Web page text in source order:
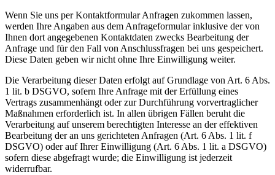
Wenn Sie uns per Kontaktformular Anfragen zukommen lassen,
werden Ihre Angaben aus dem Anfrageformular inklusive der von
Ihnen dort angegebenen Kontaktdaten zwecks Bearbeitung der
Anfrage und für den Fall von Anschlussfragen bei uns gespeichert.
Diese Daten geben wir nicht ohne Ihre Einwilligung weiter.
Die Verarbeitung dieser Daten erfolgt auf Grundlage von Art. 6 Abs.
1 lit. b DSGVO, sofern Ihre Anfrage mit der Erfüllung eines
Vertrags zusammenhängt oder zur Durchführung vorvertraglicher
Maßnahmen erforderlich ist. In allen übrigen Fällen beruht die
Verarbeitung auf unserem berechtigten Interesse an der effektiven
Bearbeitung der an uns gerichteten Anfragen (Art. 6 Abs. 1 lit. f
DSGVO) oder auf Ihrer Einwilligung (Art. 6 Abs. 1 lit. a DSGVO)
sofern diese abgefragt wurde; die Einwilligung ist jederzeit
widerrufbar.